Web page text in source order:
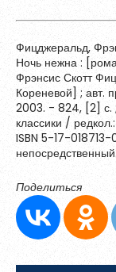
Фицджеральд,
Ночь нежна :
Фрэнсис Скотт
Кореневой] ; авт.
2003. - 824, [2] с.
классики /
ISBN 5-17-018713-
непосредственный.
Поделиться